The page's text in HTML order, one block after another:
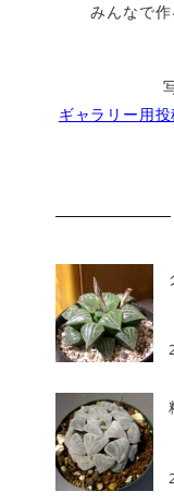
みんなで作
ギャラリー用